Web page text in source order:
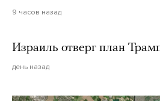
9 часов назад
Израиль отверг план
день назад